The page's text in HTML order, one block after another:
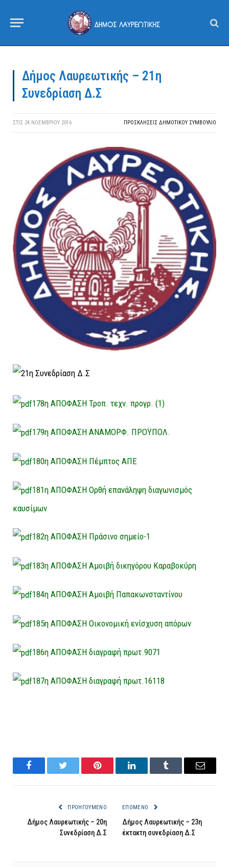
Δήμος Λαυρεωτικής – 21η
Συνεδρίαση Δ.Σ
ΣΤΙΣ 24 ΝΟΕΜΒΡΊΟΥ 2016 ΠΡΟΣΚΛΉΣΕΙΣ ΔΗΜΟΤΙΚΟΎ ΣΥΜΒΟΎΛΙΟ
178η ΑΠΟΦΑΣΗ Τροπ. τεχν. προγρ. (1)
179η ΑΠΟΦΑΣΗ ΑΝΑΜΟΡΦ. ΠΡΟΫΠΟΛ.
180η ΑΠΟΦΑΣΗ Πέμπτος ΑΠΕ
181η ΑΠΟΦΑΣΗ Ορθή επανάληψη διαγωνισμός
καυσίμων
182η ΑΠΟΦΑΣΗ Πράσινο σημείο-1
183η ΑΠΟΦΑΣΗ Αμοιβή δικηγόρου Καραβοκύρη
184η ΑΠΟΦΑΣΗ Αμοιβή Παπακωνσταντίνου
185η ΑΠΟΦΑΣΗ Οικονομική ενίσχυση απόρων
186η ΑΠΟΦΑΣΗ διαγραφή πρωτ.9071
187η ΑΠΟΦΑΣΗ διαγραφή πρωτ.16118
FacebookTwitter Pinterest LinkedInTumblr Email
ΠΡΟΗΓΟΎΜΕΝΟ
Δήμος Λαυρεωτικής – 20η
Συνεδρίαση Δ.Σ
ΕΠΌΜΕΝΟ
Δήμος Λαυρεωτικής – 23η
έκτακτη συνεδρίαση Δ.Σ